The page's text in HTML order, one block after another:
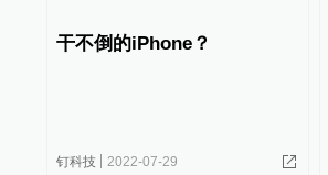
​干不倒的iPhone？
钉科技 2022-07-29